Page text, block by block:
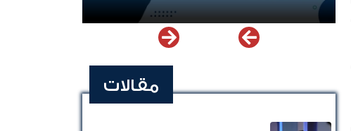
مقالات